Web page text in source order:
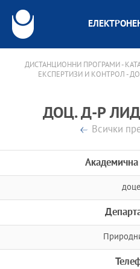
ДИСТАНЦИОННИ ПРОГРАМИ -
ЕКСПЕРТИЗИ И КОНТРОЛ - ДО
ДОЦ. Д-Р
Всички